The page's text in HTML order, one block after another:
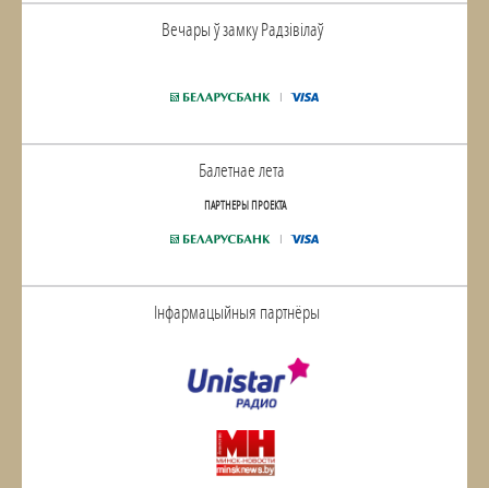
Вечары ў замку Радзiвiлаў
Балетнае лета
ПАРТНЕРЫ ПРОЕКТА
Інфармацыйныя партнёры